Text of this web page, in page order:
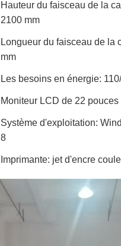
Hauteur du faisceau de la
2100 mm
Longueur du faisceau de la
mm
Les besoins en énergie:
Moniteur LCD de 22 pouces
Système d'exploitation:
8
Imprimante: jet d'encre